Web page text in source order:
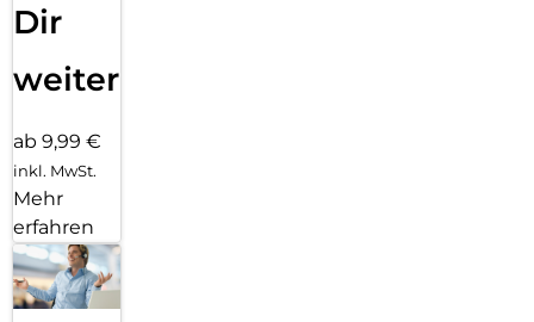
Dir
weiter
ab 9,99 €
inkl. MwSt.
Mehr
erfahren